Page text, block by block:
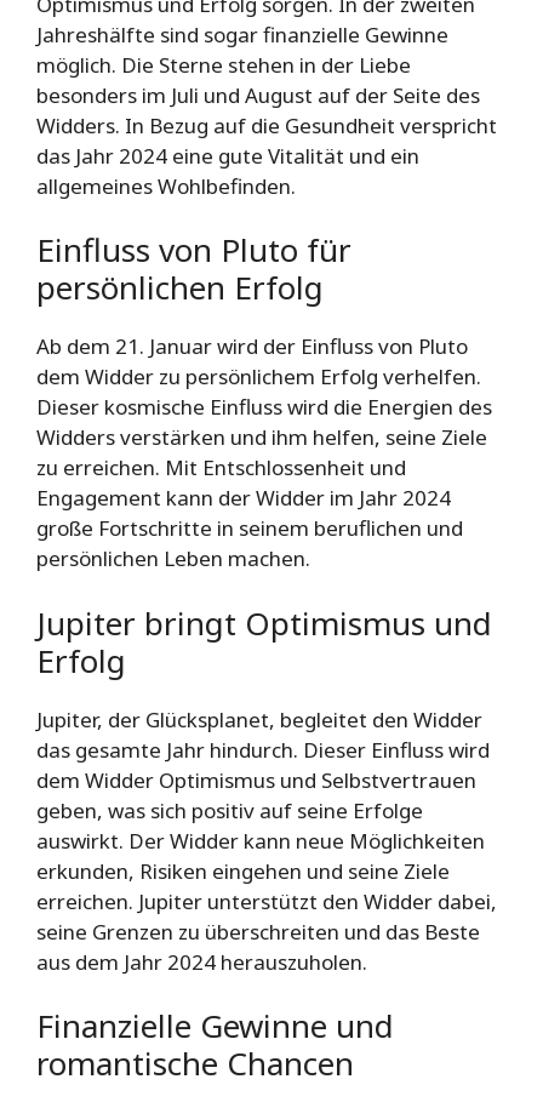
Jahreshälfte sind sogar finanzielle Gewinne
möglich. Die Sterne stehen in der Liebe
besonders im Juli und August auf der Seite des
Widders. In Bezug auf die Gesundheit verspricht
das Jahr 2024 eine gute Vitalität und ein
allgemeines Wohlbefinden.
Einfluss von Pluto für
persönlichen Erfolg
Ab dem 21. Januar wird der Einfluss von Pluto
dem Widder zu persönlichem Erfolg verhelfen.
Dieser kosmische Einfluss wird die Energien des
Widders verstärken und ihm helfen, seine Ziele
zu erreichen. Mit Entschlossenheit und
Engagement kann der Widder im Jahr 2024
große Fortschritte in seinem beruflichen und
persönlichen Leben machen.
Jupiter bringt Optimismus und
Erfolg
Jupiter, der Glücksplanet, begleitet den Widder
das gesamte Jahr hindurch. Dieser Einfluss wird
dem Widder Optimismus und Selbstvertrauen
geben, was sich positiv auf seine Erfolge
auswirkt. Der Widder kann neue Möglichkeiten
erkunden, Risiken eingehen und seine Ziele
erreichen. Jupiter unterstützt den Widder dabei,
seine Grenzen zu überschreiten und das Beste
aus dem Jahr 2024 herauszuholen.
Finanzielle Gewinne und
romantische Chancen